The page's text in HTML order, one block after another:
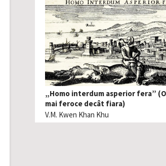
„Homo interdum asperior fera”
mai feroce decât fiara)
V.M. Kwen Khan Khu